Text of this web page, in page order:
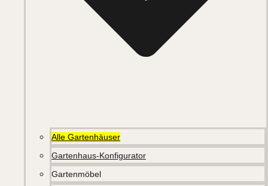
Alle Gartenhäuser
Gartenhaus-Konfigurator
Gartenmöbel